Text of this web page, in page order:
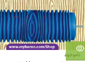
ناموجود